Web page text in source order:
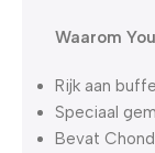
Waarom
Rijk aan
Speciaal
Bevat